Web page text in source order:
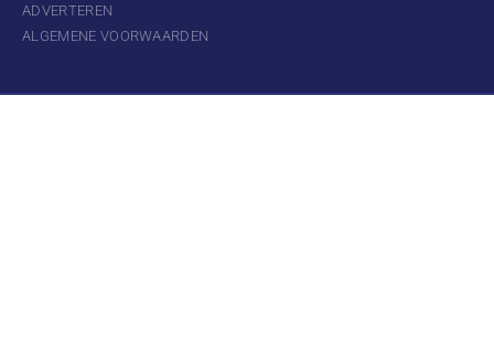
ADVERTEREN
ALGEMENE VOORWAARDEN